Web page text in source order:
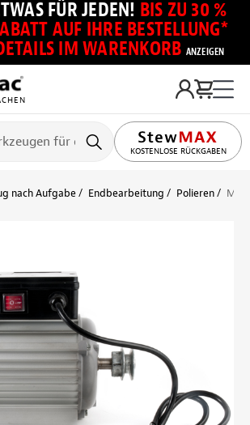
FÜR JEDEN! BIS ZU 30 %
AUF IHRE BESTELLUNG*
IM WARENKORB ANZEIGEN
KOSTENLOSE RÜCKGABEN
nach Aufgabe Endbearbeitung Polieren